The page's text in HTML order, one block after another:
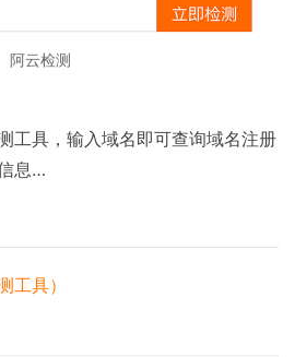
阿云检测
工具，输入域名即可查询域名注册
息…
工具）